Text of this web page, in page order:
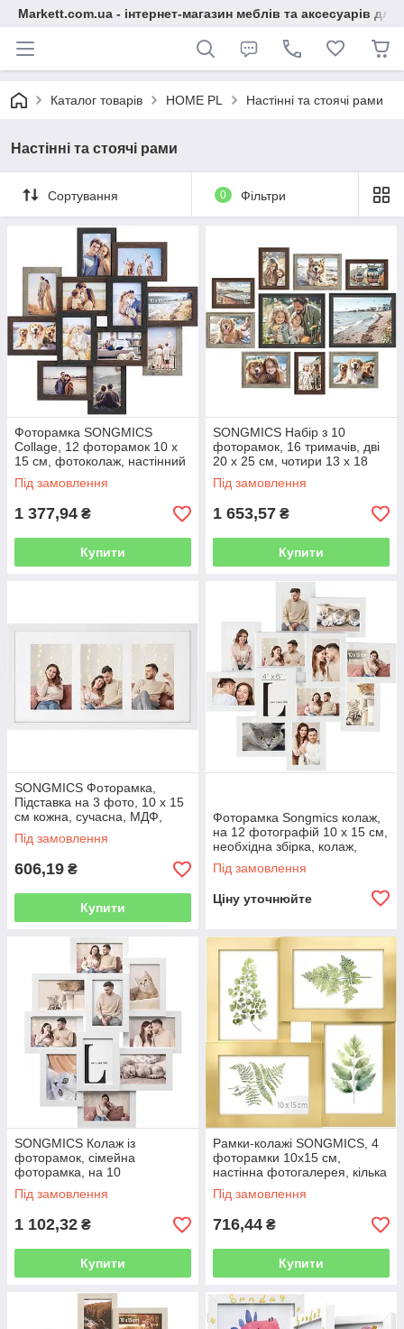
Markett.com.ua - інтернет-магазин меблів та аксесуарів для
Каталог товарів HOME PL Настінні та стоячі рами
Настінні та стоячі рами
Сортування 0 Фільтри
Фоторамка SONGMICS
Collage, 12 фоторамок 10 х
15 см, фотоколаж, настінний
колаж, мультирамка,
настінний декор, червоно-
Під замовлення
1 377,94 ₴
Купити
SONGMICS Набір з 10
фоторамок, 16 тримачів, дві
20 х 25 см, чотири 13 х 18
см, чотири 10 х 15 см,
підвісні, стоячі, скляні,
Під замовлення
1 653,57 ₴
Купити
SONGMICS Фоторамка,
Підставка на 3 фото, 10 х 15
см кожна, сучасна, МДФ,
захисне скло, білий
RPF006W01
Під замовлення
606,19 ₴
Купити
Фоторамка Songmics колаж,
на 12 фотографій 10 х 15 см,
необхідна збірка, колаж,
фоторамки, фоторамка, зі
скляним вікном, Різдво,
Під замовлення
Ціну уточнюйте
SONGMICS Колаж із
фоторамок, сімейна
фоторамка, на 10
фотографій 10 x 15 см (4 x 6
дюймів), МДФ, необхідна
Під замовлення
1 102,32 ₴
Купити
Рамки-колажі SONGMICS, 4
фоторамки 10х15 см,
настінна фотогалерея, кілька
рамок, настінний декор,
світло-золотий RPF025A01
Під замовлення
716,44 ₴
Купити